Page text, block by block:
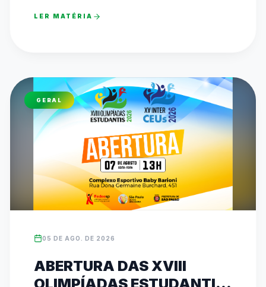
em 28 de agosto, Jaboticabal sediará a 2ª
de 26 anos da federação em promover
inclusão, disciplina e revelar talentos
esportivos. As inscrições para ambas as
competições podem ser feitas diretamente no
site oficial da entidade (www.fedeesp.org.br).
LER MATÉRIA
GERAL
05 DE AGO. DE 2026
ABERTURA DAS XVIII